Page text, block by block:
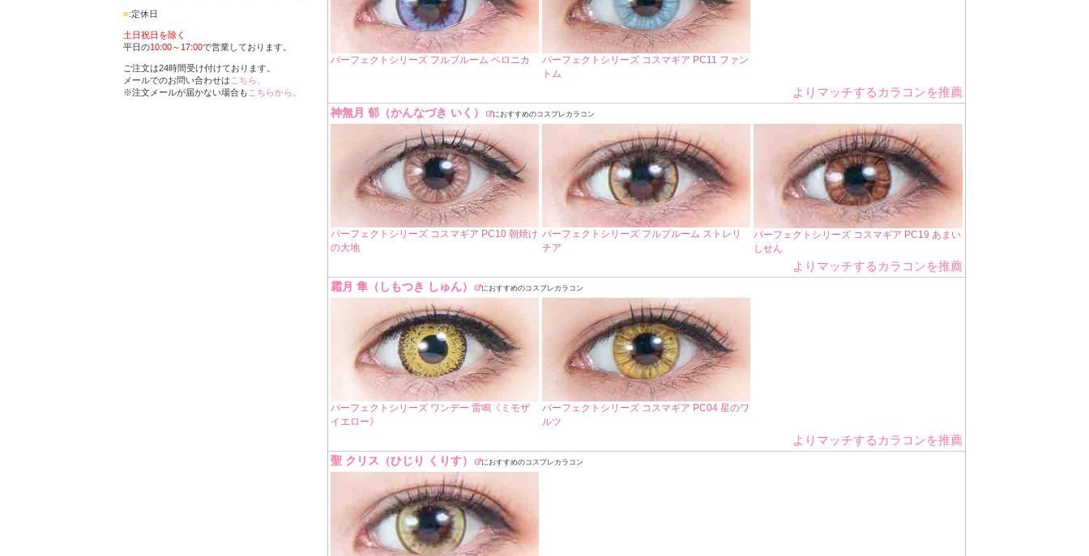
■:定休日
土日祝日を除く
平日の10:00～17:00で営業しております。
ご注文は24時間受け付けております。
メールでのお問い合わせは こちら。
※注文メールが届かない場合も こちらから。
パーフェクトシリーズ フルブルーム ベロニカ
パーフェクトシリーズ コスマギア PC11 ファン
トム
よりマッチするカラコンを推薦
神無月 郁（かんなづき いく） におすすめのコスプレカラコン
パーフェクトシリーズ コスマギア PC10 朝焼け
の大地
パーフェクトシリーズ フルブルーム ストレリ
チア
パーフェクトシリーズ コスマギア PC19 あまい
しせん
よりマッチするカラコンを推薦
霜月 隼（しもつき しゅん） におすすめのコスプレカラコン
パーフェクトシリーズ ワンデー 雷鳴《ミモザ
イエロー》
パーフェクトシリーズ コスマギア PC04 星のワ
ルツ
よりマッチするカラコンを推薦
聖 クリス（ひじり くりす） におすすめのコスプレカラコン